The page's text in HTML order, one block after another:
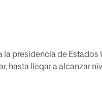
la presidencia de
hasta llegar a alcanzar